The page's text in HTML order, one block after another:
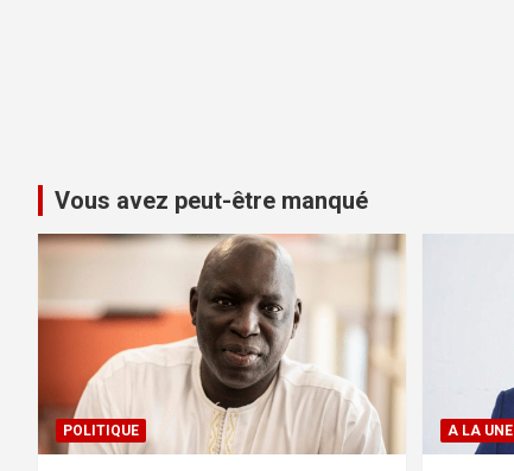
Vous avez peut-être manqué
POLITIQUE A LA UNE